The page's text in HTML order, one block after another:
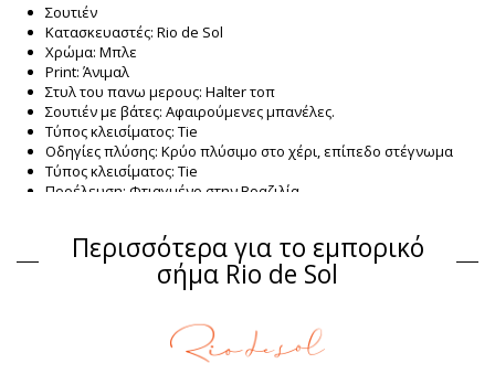
Σουτιέν
Κατασκευαστές: Rio de Sol
Χρώμα: Μπλε
Print: Άνιμαλ
Στυλ του πανω μερους: Halter τοπ
Σουτιέν με βάτες: Αφαιρούμενες μπανέλες.
Τύπος κλεισίματος: Tie
Οδηγίες πλύσης: Κρύο πλύσιμο στο χέρι, επίπεδο στέγνωμα
Τύπος κλεισίματος: Tie
Προέλευση: Φτιαγμένο στην Βραζιλία.
Σύνθεση
Σύνθεση: 84% Biodegradable Nylon (AMNI SOUL ECO), 16%
Επένδυση: 84% Biodegradable Nylon (AMNI SOUL ECO), 16%
Spandex (LYCRA) - OEKO-TEX - Chlorine Resistant
Προστασία UV: UPF 50+
Περισσότερα για το εμπορικό
σήμα Rio de Sol